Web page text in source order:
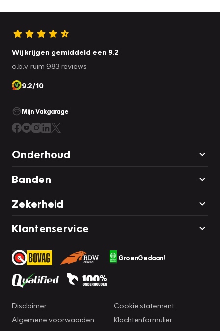
Wij krijgen gemiddeld een 9.2
o.b.v. ruim 983 reviews
9.2/10
Mijn Vakgarage
Onderhoud
Banden
Zekerheid
Klantenservice
GroenGedaan!
Disclaimer
Algemene voorwaarden
Cookie statement
Klachtenformulier